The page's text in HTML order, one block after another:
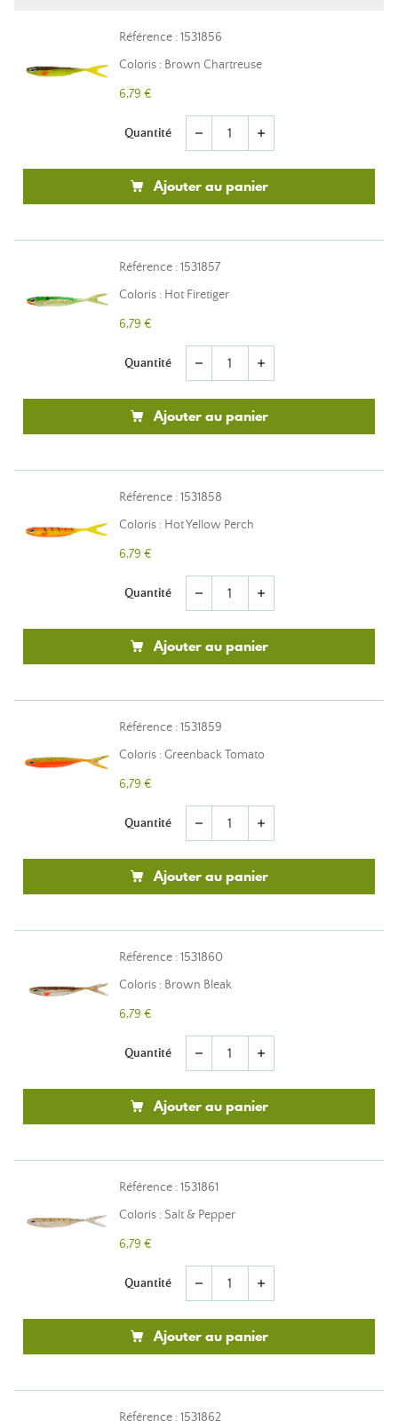
Référence : 1531856
Coloris : Brown Chartreuse
6,79 €
Quantité remove add
Ajouter au panier
Référence : 1531857
Coloris : Hot Firetiger
6,79 €
Quantité remove add
Ajouter au panier
Référence : 1531858
Coloris : Hot Yellow Perch
6,79 €
Quantité remove add
Ajouter au panier
Référence : 1531859
Coloris : Greenback Tomato
6,79 €
Quantité remove add
Ajouter au panier
Référence : 1531860
Coloris : Brown Bleak
6,79 €
Quantité remove add
Ajouter au panier
Référence : 1531861
Coloris : Salt & Pepper
6,79 €
Quantité remove add
Ajouter au panier
Référence : 1531862